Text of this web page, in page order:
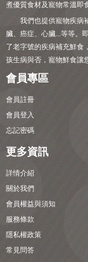
煮優質食材及寵物常溫即
我們也提供寵物疾病
臟、癌症、心臟...等等。
了老字號的疾病補充鮮食
孩生病與否，寵物鮮食讓
會員專區
會員註冊
會員登入
忘記密碼
更多資訊
詳情介紹
關於我們
會員權益與須知
服務條款
隱私權政策
常見問答